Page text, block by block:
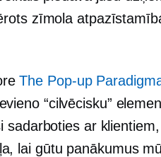
zīmola
The Pop-up
“cilvēcisku”
sadarboties ar
lai gūtu panākumus